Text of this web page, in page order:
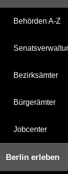
Behörden A-Z
Bezirksämter
Bürgerämter
Jobcenter
Berlin erleben